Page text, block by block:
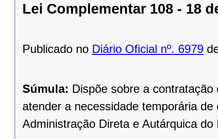
Lei Complementar 108 - 18
Publicado no Diário Oficial nº. 6979
Súmula: Dispõe sobre a
atender a necessidade temporária
Administração Direta e Autárquica